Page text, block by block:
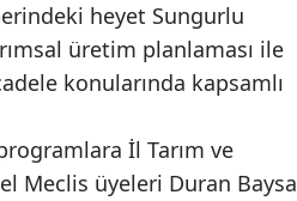
Hakkari
Hatay
Isparta
Mersin
heyet Sungurlu
üretim planlaması ile
konularında kapsamlı
İl Tarım ve
Meclis üyeleri Duran Baysa